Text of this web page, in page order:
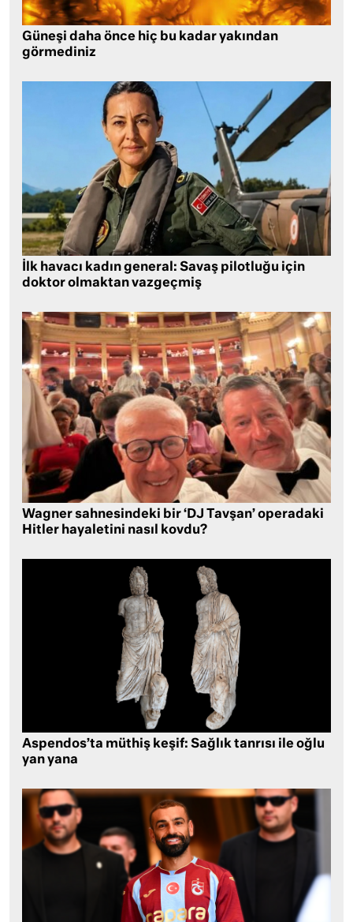
Güneşi daha önce hiç bu kadar yakından
görmediniz
İlk havacı kadın general: Savaş pilotluğu için
doktor olmaktan vazgeçmiş
Wagner sahnesindeki bir ‘DJ Tavşan’ operadaki
Hitler hayaletini nasıl kovdu?
Aspendos’ta müthiş keşif: Sağlık tanrısı ile oğlu
yan yana